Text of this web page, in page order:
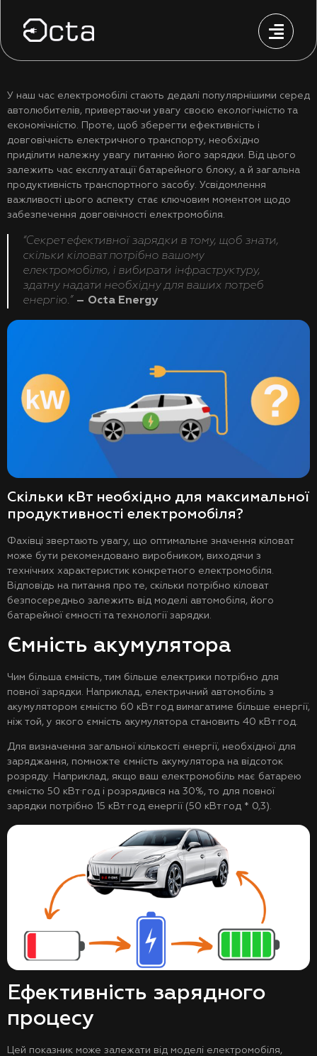
У наш час електромобілі стають дедалі популярнішими серед
автолюбителів, привертаючи увагу своєю екологічністю та
економічністю. Проте, щоб зберегти ефективність і
довговічність електричного транспорту, необхідно
приділити належну увагу питанню його зарядки. Від цього
залежить час експлуатації батарейного блоку, а й загальна
продуктивність транспортного засобу. Усвідомлення
важливості цього аспекту стає ключовим моментом щодо
забезпечення довговічності електромобіля.
“Секрет ефективної зарядки в тому, щоб знати,
скільки кіловат потрібно вашому
електромобілю, і вибирати інфраструктуру,
здатну надати необхідну для ваших потреб
енергію.” – Octa Energy
Скільки кВт необхідно для максимальної
продуктивності електромобіля?
Фахівці звертають увагу, що оптимальне значення кіловат
може бути рекомендовано виробником, виходячи з
технічних характеристик конкретного електромобіля.
Відповідь на питання про те, скільки потрібно кіловат
безпосередньо залежить від моделі автомобіля, його
батарейної ємності та технології зарядки.
Ємність акумулятора
Чим більша ємність, тим більше електрики потрібно для
повної зарядки. Наприклад, електричний автомобіль з
акумулятором ємністю 60 кВт·год вимагатиме більше енергії,
ніж той, у якого ємність акумулятора становить 40 кВт·год.
Для визначення загальної кількості енергії, необхідної для
заряджання, помножте ємність акумулятора на відсоток
розряду. Наприклад, якщо ваш електромобіль має батарею
ємністю 50 кВт·год і розрядився на 30%, то для повної
зарядки потрібно 15 кВт·год енергії (50 кВт·год * 0,3).
Ефективність зарядного
процесу
Цей показник може залежати від моделі електромобіля,